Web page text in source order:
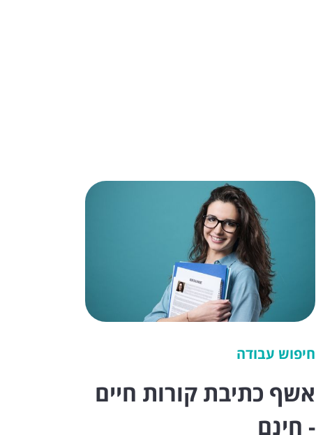
חיפוש עבודה
אשף כתיבת קורות חיים
- חינם